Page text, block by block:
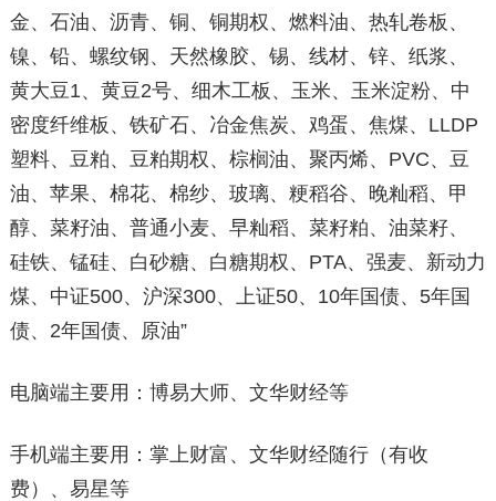
金、石油、沥青、铜、铜期权、燃料油、热轧卷板、
镍、铅、螺纹钢、天然橡胶、锡、线材、锌、纸浆、
黄大豆1、黄豆2号、细木工板、玉米、玉米淀粉、中
密度纤维板、铁矿石、冶金焦炭、鸡蛋、焦煤、LLDP
塑料、豆粕、豆粕期权、棕榈油、聚丙烯、PVC、豆
油、苹果、棉花、棉纱、玻璃、粳稻谷、晚籼稻、甲
醇、菜籽油、普通小麦、早籼稻、菜籽粕、油菜籽、
硅铁、锰硅、白砂糖、白糖期权、PTA、强麦、新动力
煤、中证500、沪深300、上证50、10年国债、5年国
债、2年国债、原油”
电脑端主要用：博易大师、文华财经等
手机端主要用：掌上财富、文华财经随行（有收
费）、易星等